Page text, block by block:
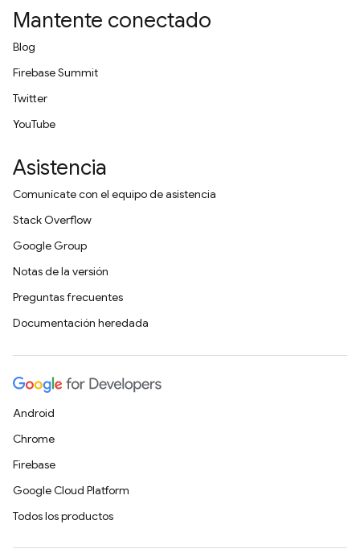
Mantente conectado
Blog
Firebase Summit
Twitter
YouTube
Asistencia
Comunícate con el equipo de asistencia
Stack Overflow
Google Group
Notas de la versión
Preguntas frecuentes
Documentación heredada
Android
Chrome
Firebase
Google Cloud Platform
Todos los productos